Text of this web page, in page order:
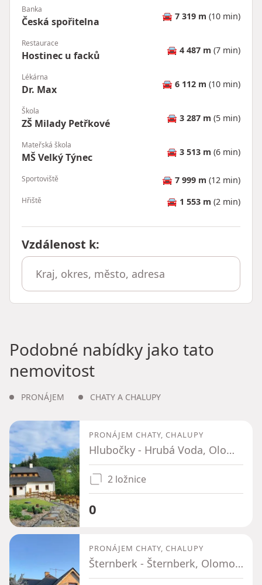
Banka
Česká spořitelna 🚘 7 319 m (10 min)
Restaurace
Hostinec u facků 🚘 4 487 m (7 min)
Lékárna
Dr. Max 🚘 6 112 m (10 min)
Škola
ZŠ Milady Petřkové 🚘 3 287 m (5 min)
Mateřská škola
MŠ Velký Týnec 🚘 3 513 m (6 min)
Sportoviště 🚘 7 999 m (12 min)
Hřiště 🚘 1 553 m (2 min)
Vzdálenost k:
Podobné nabídky jako tato
nemovitost
PRONÁJEM CHATY A CHALUPY
PRONÁJEM CHATY, CHALUPY
Hlubočky - Hrubá Voda, Olomoucký kraj
2 ložnice
0
PRONÁJEM CHATY, CHALUPY
Šternberk - Šternberk, Olomoucký kraj